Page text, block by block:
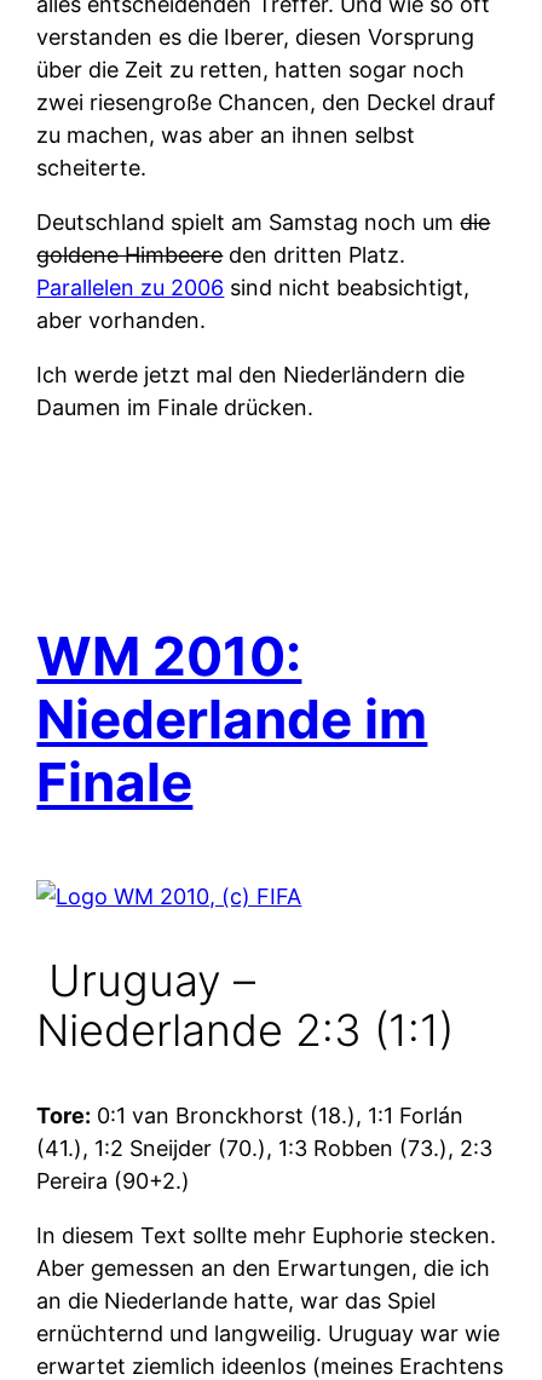
verstanden es die Iberer, diesen Vorsprung
über die Zeit zu retten, hatten sogar noch
zwei riesengroße Chancen, den Deckel drauf
zu machen, was aber an ihnen selbst
scheiterte.
Deutschland spielt am Samstag noch umdie
goldene Himbeereden dritten Platz.
Parallelen zu 2006 sind nicht beabsichtigt,
aber vorhanden.
Ich werde jetzt mal den Niederländern die
Daumen im Finale drücken.
WM 2010:
Niederlande im
Finale
Uruguay –
Niederlande 2:3 (1:1)
Tore: 0:1 van Bronckhorst (18.), 1:1 Forlán
(41.), 1:2 Sneijder (70.), 1:3 Robben (73.), 2:3
Pereira (90+2.)
In diesem Text sollte mehr Euphorie stecken.
Aber gemessen an den Erwartungen, die ich
an die Niederlande hatte, war das Spiel
ernüchternd und langweilig. Uruguay war wie
erwartet ziemlich ideenlos (meines Erachtens